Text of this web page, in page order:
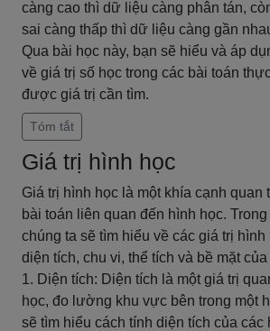
càng cao thì dữ liệu càng phân tán,
sai càng thấp thì dữ liệu càng gần
Qua bài học này, bạn sẽ hiểu và áp
về giá trị số học trong các bài toán
được giá trị cần tìm.
Tóm tắt
Giá trị hình học
Giá trị hình học là một khía cạnh quan
bài toán liên quan đến hình học.
chúng ta sẽ tìm hiểu về các giá trị
diện tích, chu vi, thể tích và bề mặt
1. Diện tích: Diện tích là một giá trị
học, đo lường khu vực bên trong một
sẽ tìm hiểu cách tính diện tích của